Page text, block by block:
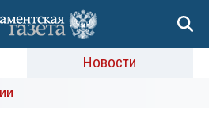
Новости